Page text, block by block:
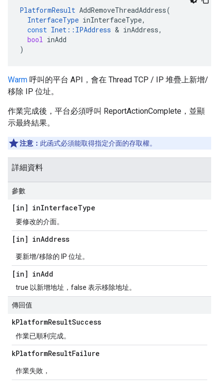
PlatformResult AddRemoveThreadAddress(
InterfaceType inInterfaceType,
const Inet :: IPAddress & inAddress,
bool inAdd
)
Warm 呼叫的平台 API，會在 Thread TCP / IP 堆疊上新增/
移除 IP 位址。
作業完成後，平台必須呼叫 ReportActionComplete，並顯
示最終結果。
注意： 此函式必須能取得指定介面的存取權。
詳細資料
參數
[in] inInterfaceType
要修改的介面。
[in] inAddress
要新增/移除的 IP 位址。
[in] inAdd
true 以新增地址，false 表示移除地址。
傳回值
kPlatformResultSuccess
作業已順利完成。
kPlatformResultFailure
作業失敗，